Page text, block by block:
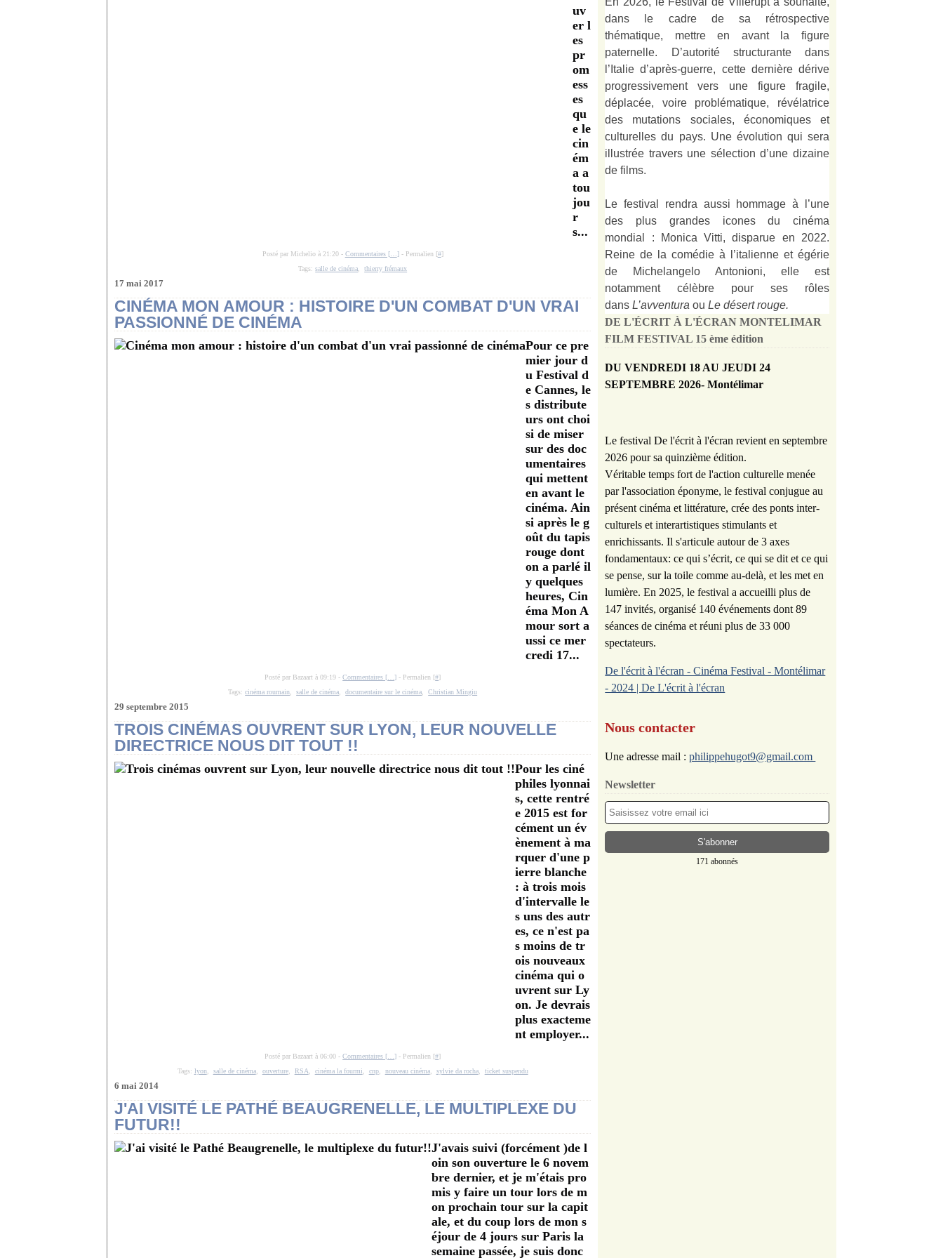
uv
er l
es
pr
om
ess
es
qu
e le
cin
ém
a a
tou
jou
r
s...
Posté par Michelio à 21:20 - Commentaires [… ]- Permalien [#]
Tags:salle de cinéma ,thierry frémaux
17 mai 2017
CINÉMA MON AMOUR : HISTOIRE D'UN COMBAT D'UN VRAI
PASSIONNÉ DE CINÉMA
Pour ce pre
mier jour d
u Festival d
e Cannes, le
s distribute
urs ont choi
si de miser
sur des doc
umentaires
qui mettent
en avant le
cinéma. Ain
si après le g
oût du tapis
rouge dont
on a parlé il
y quelques
heures, Cin
éma Mon A
mour sort a
ussi ce mer
credi 17...
Posté par Bazaart à 09:19 -Commentaires [ …] - Permalien [#]
Tags:cinéma roumain ,salle de cinéma ,documentaire sur le cinéma ,Christian Mingiu
29 septembre 2015
TROIS CINÉMAS OUVRENT SUR LYON, LEUR NOUVELLE
DIRECTRICE NOUS DIT TOUT !!
Pour les ciné
philes lyonnai
s, cette rentré
e 2015 est for
cément un év
ènement à ma
rquer d'une p
ierre blanche
: à trois mois
d'intervalle le
s uns des autr
es, ce n'est pa
s moins de tr
ois nouveaux
cinéma qui o
uvrent sur Ly
on. Je devrais
plus exacteme
nt employer...
Posté par Bazaart à 06:00 -Commentaires [ …] - Permalien [#]
Tags: lyon, salle de cinéma, ouverture, RSA cinéma la fourmi cnp, nouveau cinéma, sylvie da rocha, ticket suspendu
6 mai 2014
J'AI VISITÉ LE PATHÉ BEAUGRENELLE, LE MULTIPLEXE DU
FUTUR!!
J'avais suivi (forcément )de l
oin son ouverture le 6 novem
bre dernier, et je m'étais pro
mis y faire un tour lors de m
on prochain tour sur la capit
ale, et du coup lors de mon s
éjour de 4 jours sur Paris la
semaine passée, je suis donc
dans le cadre de sa rétrospective
thématique, mettre en avant la figure
paternelle. D’autorité structurante dans
l’Italie d’après-guerre, cette dernière dérive
progressivement vers une figure fragile,
déplacée, voire problématique, révélatrice
des mutations sociales, économiques et
culturelles du pays. Une évolution qui sera
illustrée travers une sélection d’une dizaine
de films.
Le festival rendra aussi hommage à l’une
des plus grandes icones du cinéma
mondial : Monica Vitti, disparue en 2022.
Reine de la comédie à l’italienne et égérie
de Michelangelo Antonioni, elle est
notamment célèbre pour ses rôles
dans L’avventura ou Le désert rouge.
DE L'ÉCRIT À L'ÉCRAN MONTELIMAR
FILM FESTIVAL 15 ème édition
DU VENDREDI 18 AU JEUDI 24
SEPTEMBRE 2026- Montélimar
Le festival De l'écrit à l'écran revient en septembre
2026 pour sa quinzième édition.
Véritable temps fort de l'action culturelle menée
par l'association éponyme, le festival conjugue au
présent cinéma et littérature, crée des ponts inter-
culturels et interartistiques stimulants et
enrichissants. Il s'articule autour de 3 axes
fondamentaux: ce qui s’écrit, ce qui se dit et ce qui
se pense, sur la toile comme au-delà, et les met en
lumière. En 2025, le festival a accueilli plus de
147 invités, organisé 140 événements dont 89
séances de cinéma et réuni plus de 33 000
spectateurs.
De l'écrit à l'écran - Cinéma Festival - Montélimar
- 2024 | De L'écrit à l'écran
Nous contacter
Une adresse mail :philippehugot9@gmail.com
Newsletter
171 abonnés